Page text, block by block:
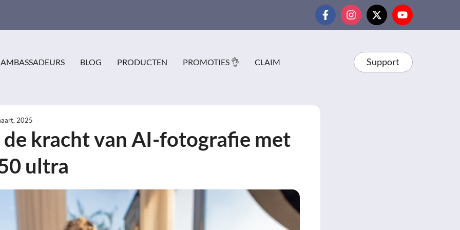
AMBASSADEURS BLOG PRODUCTEN PROMOTIES 👌 CLAIM Support
2025
kracht van AI-fotografie met
ultra